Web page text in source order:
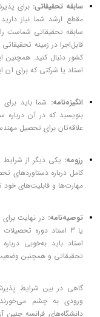
سابقه تحقیقاتی: برای
مقطع ارشد شما نیاز
سابقه تحقیقاتی شماست
قابل‌اجرا در زمینه
کشور دنبال کنید. همچنین
استاد یا شرکتی که برای آن
انگیزه‌نامه:
بنویسید که در آن
علاقه‌تان برای تحصیل
رزومه:
کامل درباره دستاوردهای
مهارت‌ها و قابلیت‌های خود
توصیه‌نامه:
یا 3 استاد دوره
استاد باید به‌خوبی
تحقیقاتی و همچنین
گاهی در بین شرایط
ورودی به چشم
دانشگاه‌های فرانسه چنین